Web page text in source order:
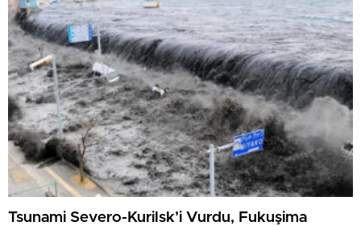
Tsunami Severo-Kurilsk’i Vurdu, Fukuşima